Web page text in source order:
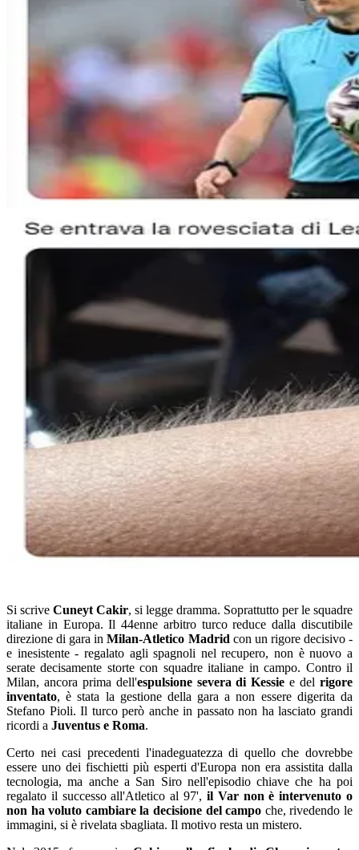
Si scrive Cuneyt Cakir, si legge dramma. Soprattutto per le squadre
italiane in Europa. Il 44enne arbitro turco reduce dalla discutibile
direzione di gara inMilan-Atletico Madrid con un rigore decisivo -
e inesistente - regalato agli spagnoli nel recupero, non è nuovo a
serate decisamente storte con squadre italiane in campo. Contro il
Milan, ancora prima dell'espulsione severa di Kessie e delrigore
inventato, è stata la gestione della gara a non essere digerita da
Stefano Pioli. Il turco però anche in passato non ha lasciato grandi
ricordi a Juventus e Roma.
Certo nei casi precedenti l'inadeguatezza di quello che dovrebbe
essere uno dei fischietti più esperti d'Europa non era assistita dalla
tecnologia, ma anche a San Siro nell'episodio chiave che ha poi
regalato il successo all'Atletico al 97', il Var non è intervenuto o
non ha voluto cambiare la decisione del campo che, rivedendo le
immagini, si è rivelata sbagliata. Il motivo resta un mistero.